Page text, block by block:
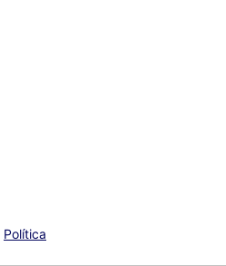
Política